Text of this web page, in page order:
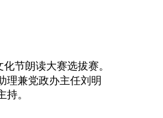
节朗读大赛选拔赛。
理兼党政办主任刘明
。